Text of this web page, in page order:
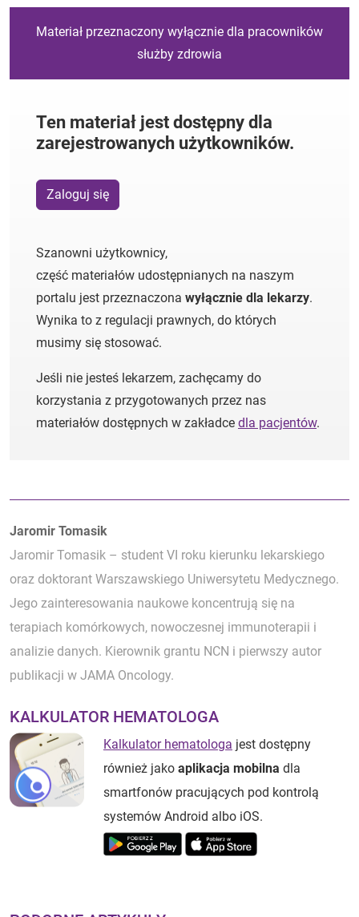
Materiał przeznaczony wyłącznie dla pracowników
służby zdrowia
Ten materiał jest dostępny dla
zarejestrowanych użytkowników.
Zaloguj się
Szanowni użytkownicy,
część materiałów udostępnianych na naszym
portalu jest przeznaczona wyłącznie dla lekarzy.
Wynika to z regulacji prawnych, do których
musimy się stosować.
Jeśli nie jesteś lekarzem, zachęcamy do
korzystania z przygotowanych przez nas
materiałów dostępnych w zakładce dla pacjentów.
Autorzy:
Jaromir Tomasik
Jaromir Tomasik – student VI roku kierunku lekarskiego
oraz doktorant Warszawskiego Uniwersytetu Medycznego.
Jego zainteresowania naukowe koncentrują się na
terapiach komórkowych, nowoczesnej immunoterapii i
analizie danych. Kierownik grantu NCN i pierwszy autor
publikacji w JAMA Oncology.
KALKULATOR HEMATOLOGA
Kalkulator hematologa jest dostępny
również jako aplikacja mobilna dla
smartfonów pracujących pod kontrolą
systemów Android albo iOS.